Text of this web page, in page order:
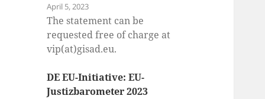
April 5, 2023
The statement can be
requested free of charge at
vip(at)gisad.eu.
DE EU-Initiative: EU-
Justizbarometer 2023